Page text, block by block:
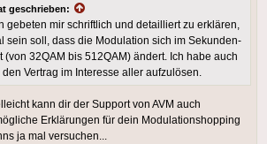
geschrieben:
gebeten mir schriftlich und detailliert zu erklären,
sein soll, dass die Modulation sich im Sekunden-
(von 32QAM bis 512QAM) ändert. Ich habe auch
Vertrag im Interesse aller aufzulösen.
kann dir der Support von AVM auch
Erklärungen für dein Modulationshopping
ja mal versuchen...